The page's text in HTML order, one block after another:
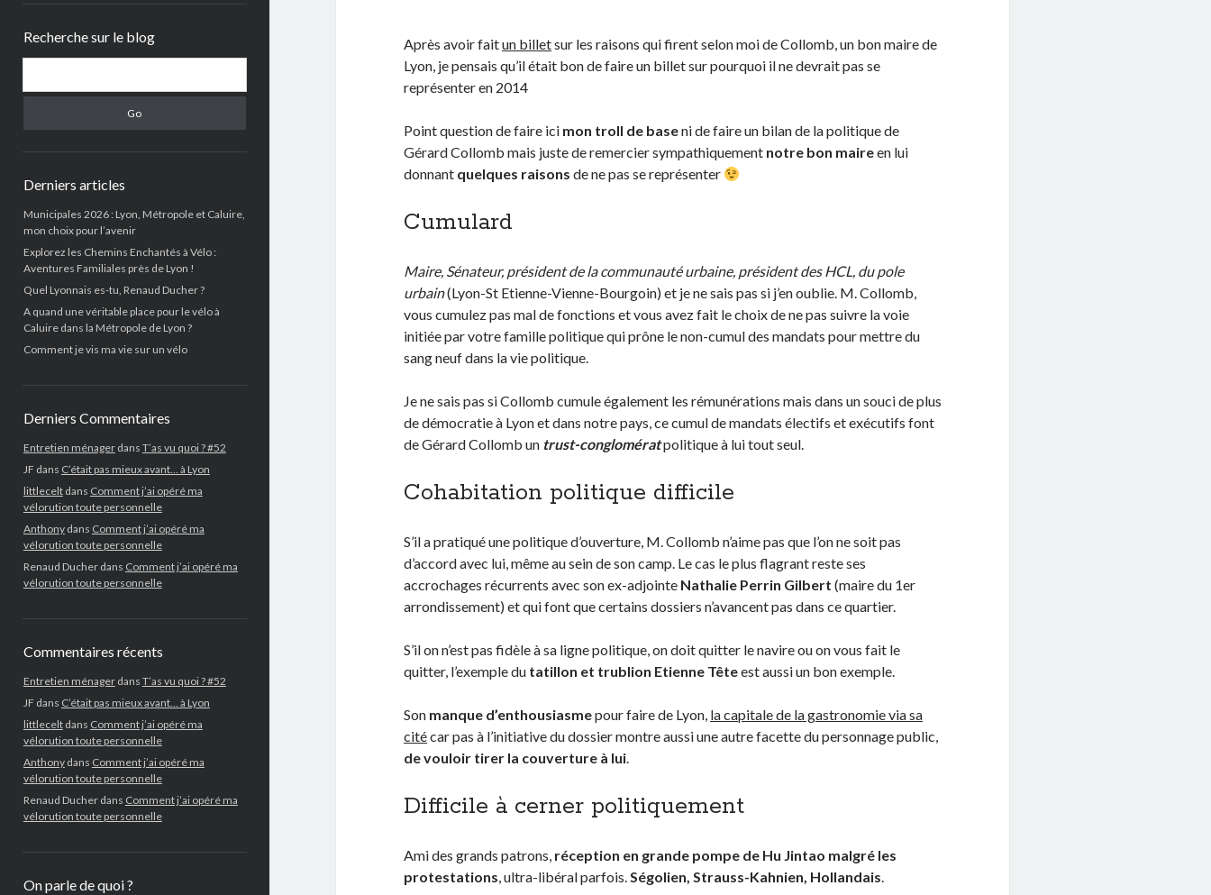
Recherche sur le blog
Derniers articles
Municipales 2026 : Lyon, Métropole et Caluire,
mon choix pour l’avenir
Explorez les Chemins Enchantés à Vélo :
Aventures Familiales près de Lyon !
Quel Lyonnais es-tu, Renaud Ducher ?
A quand une véritable place pour le vélo à
Caluire dans la Métropole de Lyon ?
Comment je vis ma vie sur un vélo
Derniers Commentaires
Entretien ménagerdans T’as vu quoi ? #52
JF dans C’était pas mieux avant… à Lyon
littleceltdans Comment j’ai opéré ma
vélorution toute personnelle
Anthonydans Comment j’ai opéré ma
vélorution toute personnelle
Renaud Ducherdans Comment j’ai opéré ma
vélorution toute personnelle
Commentaires récents
Entretien ménagerdans T’as vu quoi ? #52
JF dans C’était pas mieux avant… à Lyon
littleceltdans Comment j’ai opéré ma
vélorution toute personnelle
Anthonydans Comment j’ai opéré ma
vélorution toute personnelle
Renaud Ducherdans Comment j’ai opéré ma
vélorution toute personnelle
On parle de quoi ?
Après avoir faitun billetsur les raisons qui firent selon moi de Collomb, un bon maire de
Lyon, je pensais qu’il était bon de faire un billet sur pourquoi il ne devrait pas se
représenter en 2014
Point question de faire ici mon troll de baseni de faire un bilan de la politique de
Gérard Collomb mais juste de remercier sympathiquement notre bon maireen lui
donnant quelques raisons de ne pas se représenter
Cumulard
Maire, Sénateur, président de la communauté urbaine, président des HCL, du pole
urbain(Lyon-St Etienne-Vienne-Bourgoin) et je ne sais pas si j’en oublie. M. Collomb,
vous cumulez pas mal de fonctions et vous avez fait le choix de ne pas suivre la voie
initiée par votre famille politique qui prône le non-cumul des mandats pour mettre du
sang neuf dans la vie politique.
Je ne sais pas si Collomb cumule également les rémunérations mais dans un souci de plus
de démocratie à Lyon et dans notre pays, ce cumul de mandats électifs et exécutifs font
de Gérard Collomb un trust-conglomératpolitique à lui tout seul.
Cohabitation politique difficile
S’il a pratiqué une politique d’ouverture, M. Collomb n’aime pas que l’on ne soit pas
d’accord avec lui, même au sein de son camp. Le cas le plus flagrant reste ses
accrochages récurrents avec son ex-adjointe Nathalie Perrin Gilbert (maire du 1er
arrondissement) et qui font que certains dossiers n’avancent pas dans ce quartier.
S’il on n’est pas fidèle à sa ligne politique, on doit quitter le navire ou on vous fait le
quitter, l’exemple du tatillon et trublion Etienne Têteest aussi un bon exemple.
Son manque d’enthousiasmepour faire de Lyon, la capitale de la gastronomie via sa
citécar pas à l’initiative du dossier montre aussi une autre facette du personnage public,
de vouloir tirer la couverture à lui.
Difficile à cerner politiquement
Ami des grands patrons, réception en grande pompe de Hu Jintao malgré les
protestations, ultra-libéral parfois.Ségolien, Strauss-Kahnien, Hollandais.